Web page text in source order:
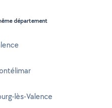
département
lès-Valence